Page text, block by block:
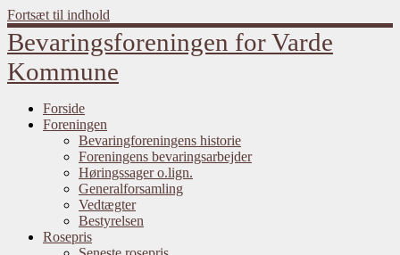
Fortsæt til indhold
Bevaringsforeningen for Varde
Kommune
Forside
Foreningen
Bevaringforeningens historie
Foreningens bevaringsarbejder
Høringssager o.lign.
Generalforsamling
Vedtægter
Bestyrelsen
Rosepris